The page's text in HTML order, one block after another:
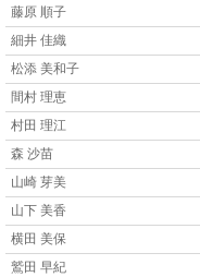
藤原 順子
細井 佳織
松添 美和子
間村 理恵
村田 理江
森 沙苗
山崎 芽美
山下 美香
横田 美保
鷲田 早紀